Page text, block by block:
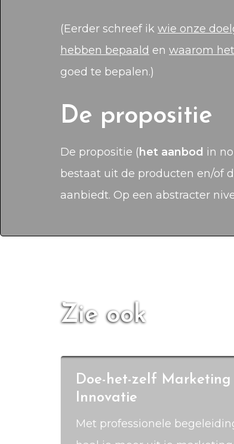
(Eerder schreef ik wie onze
hebben bepaald en waarom
goed te bepalen.)
De propositie
De propositie (het aanbod in
bestaat uit de producten en/of
aanbiedt. Op een abstracter
Zie ook
Doe-het-zelf Marketing
Innovatie
Met professionele